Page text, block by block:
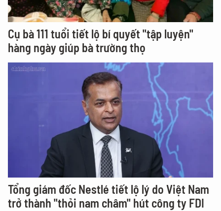
Cụ bà 111 tuổi tiết lộ bí quyết "tập luyện"
hàng ngày giúp bà trường thọ
Tổng giám đốc Nestlé tiết lộ lý do Việt Nam
trở thành "thỏi nam châm" hút công ty FDI